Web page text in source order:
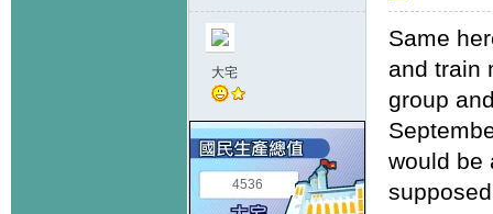
大宅
4536
Same
and train
group
would be